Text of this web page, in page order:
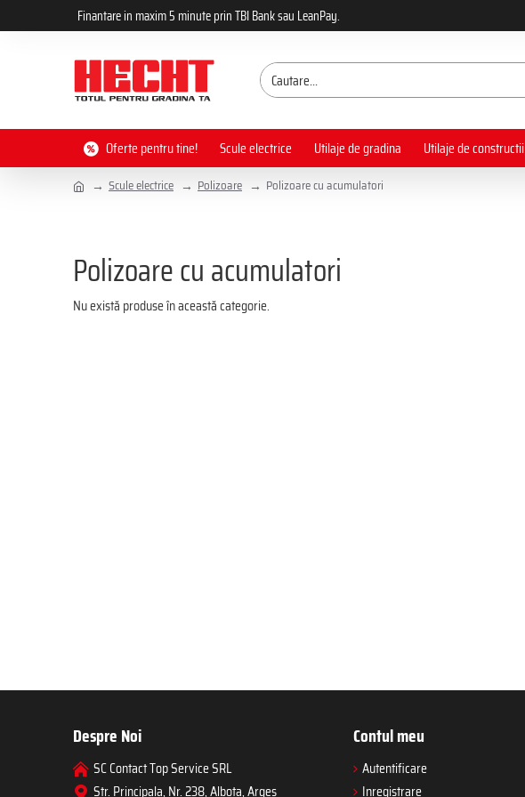
Finantare in maxim 5 minute prin TBI Bank sau LeanPay.
Oferte pentru tine! Scule electrice Utilaje de gradina Utilaje de constructii
Scule electrice Polizoare Polizoare cu acumulatori
Polizoare cu acumulatori
Nu există produse în această categorie.
Despre Noi
SC Contact Top Service SRL
Str. Principala, Nr. 238, Albota, Arges
Contul meu
Autentificare
Inregistrare